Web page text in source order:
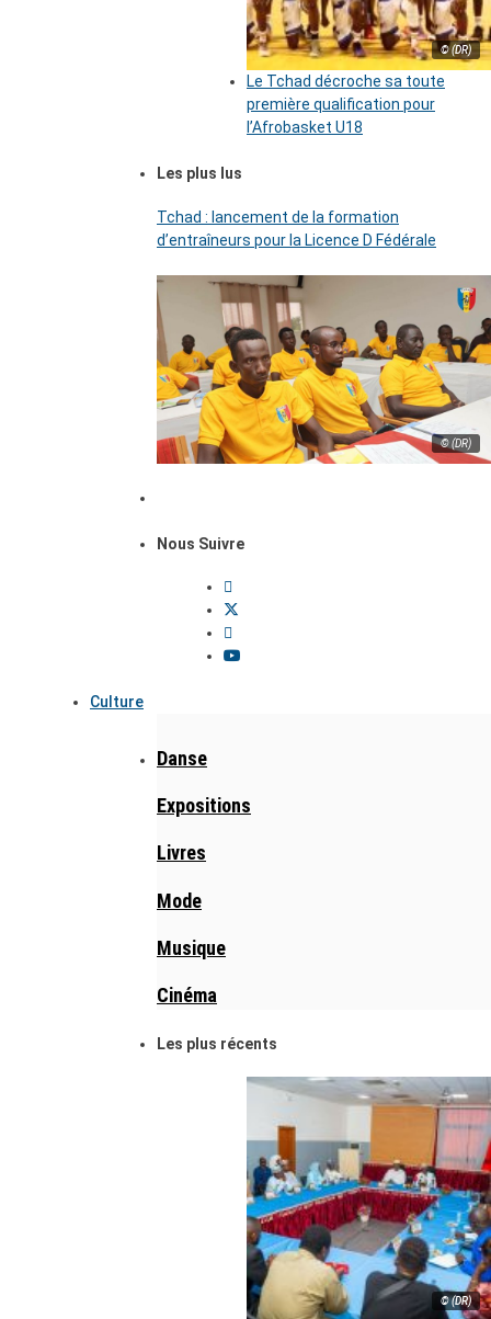
© (DR)
Le Tchad décroche sa toute
première qualification pour
l’Afrobasket U18
Les plus lus
Tchad : lancement de la formation
d’entraîneurs pour la Licence D Fédérale
© (DR)
Nous Suivre
Culture
Danse
Expositions
Livres
Mode
Musique
Cinéma
Les plus récents
© (DR)